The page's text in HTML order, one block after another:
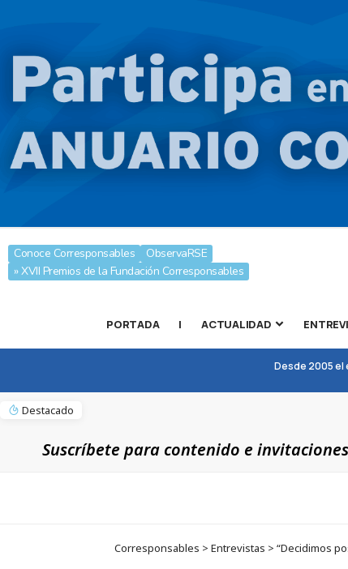
Conoce Corresponsables
ObservaRSE
» XVII Premios de la Fundación Corresponsables
PORTADA | ACTUALIDAD
Desde 2005 el
Destacado
Suscríbete para contenido e invitaciones
Corresponsables > Entrevistas > “Decidimos